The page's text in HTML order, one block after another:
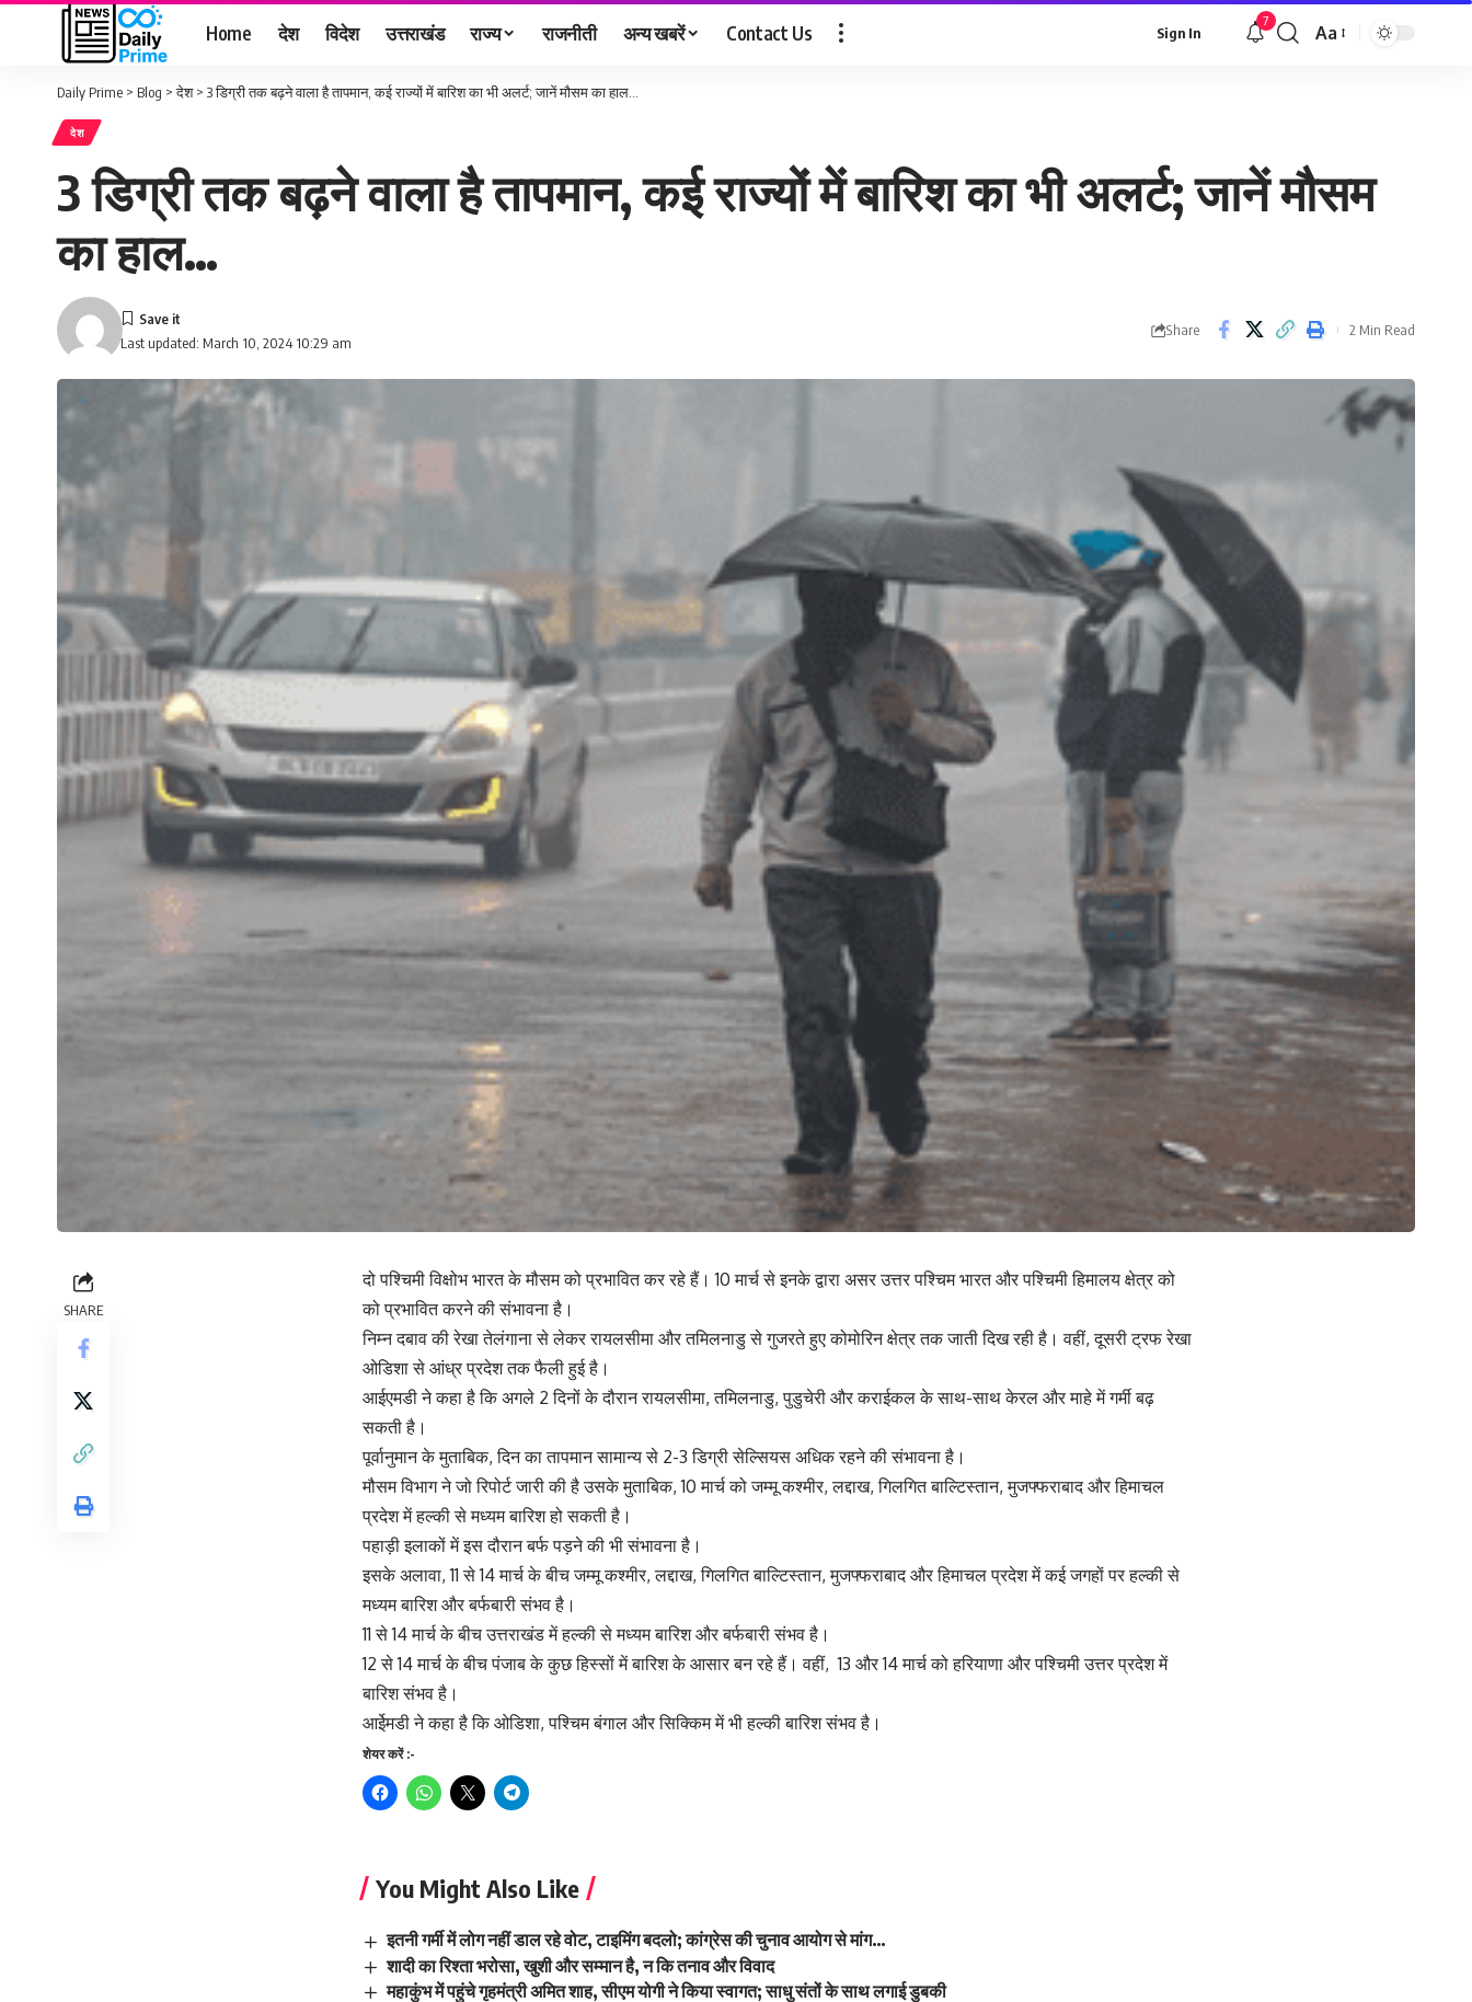
Home देश विदेश उत्तराखंड राज्य राजनीती अन्य खबरें Contact Us Sign In
7
Font
Aa
Daily Prime > Blog >देश> 3 डिग्री तक बढ़ने वाला है तापमान, कई राज्यों में बारिश का भी अलर्ट; जानें मौसम का हाल…
देश
3 डिग्री तक बढ़ने वाला है तापमान, कई राज्यों में बारिश का भी अलर्ट; जानें मौसम
का हाल…
Last updated: March 10, 2024 10:29 am
Share 2 Min Read
SHARE
दो पश्चिमी विक्षोभ भारत के मौसम को प्रभावित कर रहे हैं। 10 मार्च से इनके द्वारा असर उत्तर पश्चिम भारत और पश्चिमी हिमालय क्षेत्र को
को प्रभावित करने की संभावना है।
निम्न दबाव की रेखा तेलंगाना से लेकर रायलसीमा और तमिलनाडु से गुजरते हुए कोमोरिन क्षेत्र तक जाती दिख रही है। वहीं, दूसरी ट्रफ रेखा
ओडिशा से आंध्र प्रदेश तक फैली हुई है।
आईएमडी ने कहा है कि अगले 2 दिनों के दौरान रायलसीमा, तमिलनाडु, पुडुचेरी और कराईकल के साथ-साथ केरल और माहे में गर्मी बढ़
सकती है।
पूर्वानुमान के मुताबिक, दिन का तापमान सामान्य से 2-3 डिग्री सेल्सियस अधिक रहने की संभावना है।
मौसम विभाग ने जो रिपोर्ट जारी की है उसके मुताबिक, 10 मार्च को जम्मू कश्मीर, लद्दाख, गिलगित बाल्टिस्तान, मुजफ्फराबाद और हिमाचल
प्रदेश में हल्की से मध्यम बारिश हो सकती है।
पहाड़ी इलाकों में इस दौरान बर्फ पड़ने की भी संभावना है।
इसके अलावा, 11 से 14 मार्च के बीच जम्मू कश्मीर, लद्दाख, गिलगित बाल्टिस्तान, मुजफ्फराबाद और हिमाचल प्रदेश में कई जगहों पर हल्की से
मध्यम बारिश और बर्फबारी संभव है।
11 से 14 मार्च के बीच उत्तराखंड में हल्की से मध्यम बारिश और बर्फबारी संभव है।
12 से 14 मार्च के बीच पंजाब के कुछ हिस्सों में बारिश के आसार बन रहे हैं। वहीं, 13 और 14 मार्च को हरियाणा और पश्चिमी उत्तर प्रदेश में
बारिश संभव है।
आईेमडी ने कहा है कि ओडिशा, पश्चिम बंगाल और सिक्किम में भी हल्की बारिश संभव है।
शेयर करें :-
You Might Also Like
इतनी गर्मी में लोग नहीं डाल रहे वोट, टाइमिंग बदलो; कांग्रेस की चुनाव आयोग से मांग…
शादी का रिश्ता भरोसा, खुशी और सम्मान है, न कि तनाव और विवाद
महाकुंभ में पहुंचे गृहमंत्री अमित शाह, सीएम योगी ने किया स्वागत; साधु संतों के साथ लगाई डुबकी